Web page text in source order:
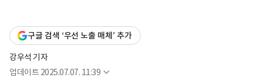
구글 검색 ‘우선 노출 매체’ 추가
강우석 기자
업데이트 2025.07.07. 11:39